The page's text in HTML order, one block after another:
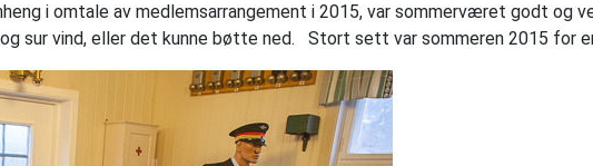
i omtale av medlemsarrangement i 2015, var sommerværet godt og
sur vind, eller det kunne bøtte ned. Stort sett var sommeren 2015 for